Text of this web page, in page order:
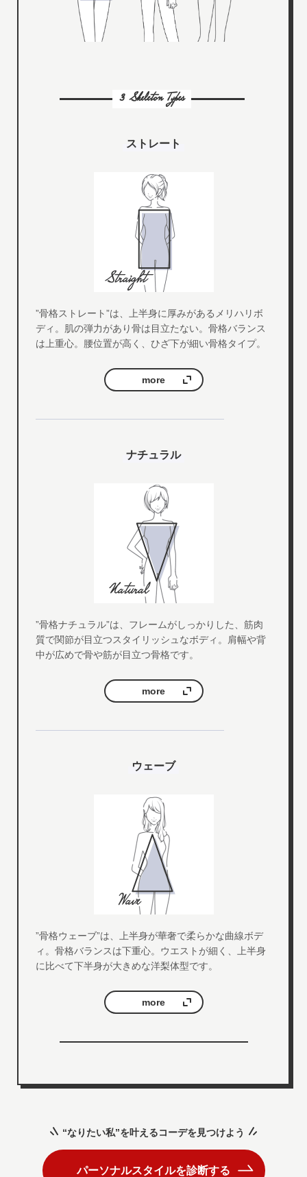
3 Skeleton Types
ストレート
”骨格ストレート”は、上半身に厚みがあるメリハリボ
ディ。肌の弾力があり骨は目立たない。骨格バランス
は上重心。腰位置が高く、ひざ下が細い骨格タイプ。
more
ナチュラル
”骨格ナチュラル”は、フレームがしっかりした、筋肉
質で関節が目立つスタイリッシュなボディ。肩幅や背
中が広めで骨や筋が目立つ骨格です。
more
ウェーブ
”骨格ウェーブ”は、上半身が華奢で柔らかな曲線ボデ
ィ。骨格バランスは下重心。ウエストが細く、上半身
に比べて下半身が大きめな洋梨体型です。
more
“なりたい私”を叶えるコーデを見つけよう
パーソナルスタイルを診断する